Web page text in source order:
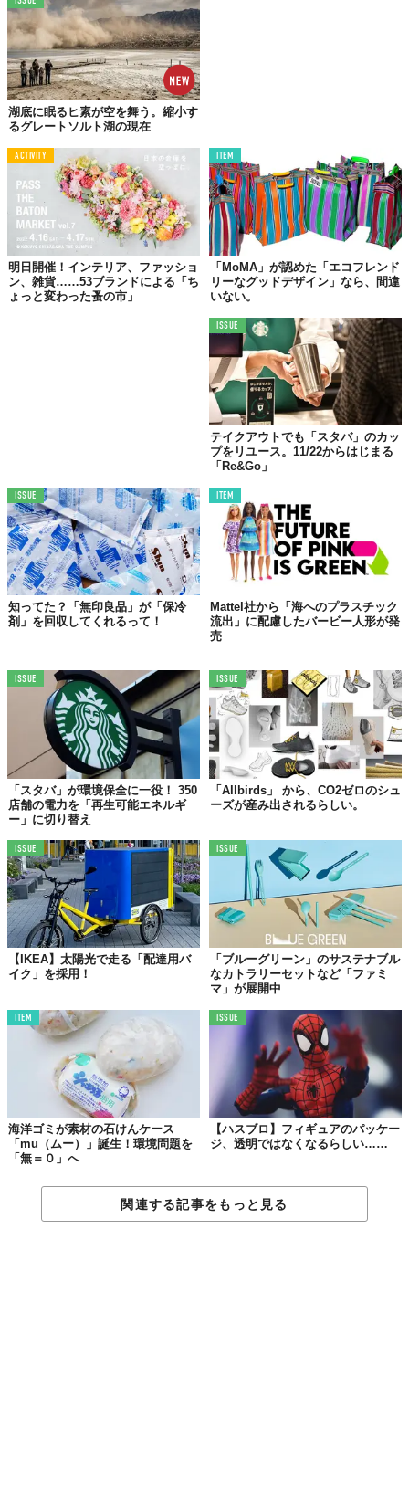
TABI LABO
この世界は、もっと広いはずだ。
湖底に眠るヒ素が空を舞う。縮小す
るグレートソルト湖の現在
ACTIVITY
明日開催！インテリア、ファッショ
ン、雑貨……53ブランドによる「ち
ょっと変わった蚤の市」
ITEM
「MoMA」が認めた「エコフレンド
リーなグッドデザイン」なら、間違
いない。
ISSUE
テイクアウトでも「スタバ」のカッ
プをリユース。11/22からはじまる
「Re&Go」
ISSUE
知ってた？「無印良品」が「保冷
剤」を回収してくれるって！
ITEM
Mattel社から「海へのプラスチック
流出」に配慮したバービー人形が発
売
ISSUE
「スタバ」が環境保全に一役！ 350
店舗の電力を「再生可能エネルギ
ー」に切り替え
ISSUE
「Allbirds」 から、CO2ゼロのシュ
ーズが産み出されるらしい。
ISSUE
【IKEA】太陽光で走る「配達用バ
イク」を採用！
ISSUE
「ブルーグリーン」のサステナブル
なカトラリーセットなど「ファミ
マ」が展開中
ITEM
海洋ゴミが素材の石けんケース
「mu（ムー）」誕生！環境問題を
「無＝０」へ
ISSUE
【ハスブロ】フィギュアのパッケー
ジ、透明ではなくなるらしい……
関連する記事をもっと見る